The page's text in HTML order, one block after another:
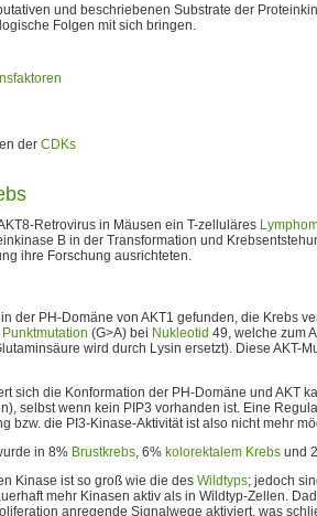
und beschriebenen Substrate der
Folgen mit sich bringen.
der CDKs
Retrovirus in Mäusen ein T-zelluläres
B in der Transformation und
ihre Forschung ausrichteten.
der PH-Domäne von AKT1 gefunden, die Krebs
Punktmutation (G>A) bei Nukleotid 49, welche zum
wird durch Lysin ersetzt). Diese AKT-
sich die Konformation der PH-Domäne und AKT
selbst wenn kein PIP3 vorhanden ist. Eine
bzw. die PI3-Kinase-Aktivität ist also nicht mehr
in 8% Brustkrebs, 6% kolorektalem Krebs und
Kinase ist so groß wie die des Wildtyps; jedoch
mehr Kinasen aktiv als in Wildtyp-Zellen.
anregende Signalwege aktiviert, was